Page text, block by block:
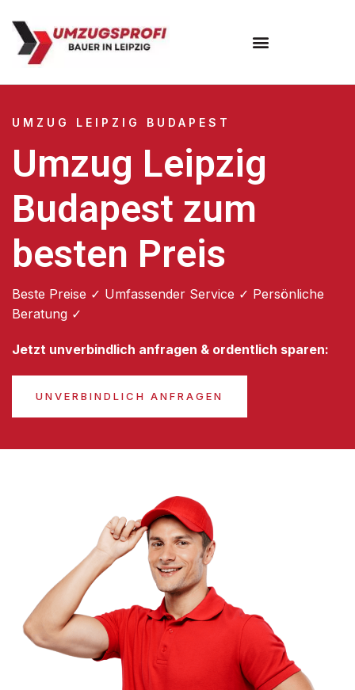
UMZUG LEIPZIG BUDAPEST
Umzug Leipzig
Budapest zum
besten Preis
Beste Preise ✓ Umfassender Service ✓ Persönliche
Beratung ✓
Jetzt unverbindlich anfragen & ordentlich sparen:
UNVERBINDLICH ANFRAGEN